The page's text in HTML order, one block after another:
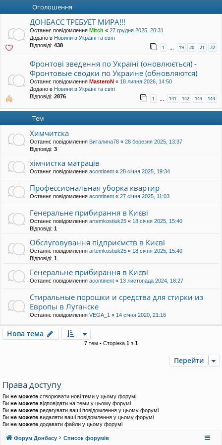
Оголошення
ДОНБАСС ТРЕБУЕТ МИРА!!!
Останнє повідомлення Mitch « 27 грудня 2025, 20:31
Додано в Новини в Україні та світі
Відповіді: 438 1 … 19 20 21 22
Фронтові зведення по Україні (оновлюється) -
Фронтовые сводки по Украине (обновляются)
Останнє повідомлення MasteroN « 18 липня 2026, 14:50
Додано в Новини в Україні та світі
Відповіді: 2876 1 … 141 142 143 144
Тем
Химчитска
Останнє повідомлення Виталина78 « 28 березня 2025, 13:37
Відповіді: 3
хімчистка матраців
Останнє повідомлення acontinent « 28 січня 2025, 19:34
Профессиональная уборка квартир
Останнє повідомлення acontinent « 27 січня 2025, 11:03
Генеральне прибирання в Києві
Останнє повідомлення artemkostiuk25 « 18 січня 2025, 15:40
Відповіді: 1
Обслуговування підприємств​ в Києві
Останнє повідомлення artemkostiuk25 « 18 січня 2025, 15:40
Відповіді: 1
Генеральне прибирання в Києві
Останнє повідомлення acontinent « 13 листопада 2024, 18:27
Стиральные порошки и средства для стирки из
Европы в Луганске
Останнє повідомлення VEGA_1 « 14 січня 2020, 21:16
Нова тема
7 тем • Сторінка 1 з 1
Перейти
Права доступу
Ви не можете створювати нові теми у цьому форумі
Ви не можете відповідати на теми у цьому форумі
Ви не можете редагувати ваші повідомлення у цьому форумі
Ви не можете видаляти ваші повідомлення у цьому форумі
Ви не можете додавати файли у цьому форумі
Форум Донбасу Список форумів